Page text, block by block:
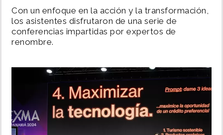
NACIONAL
POLÍTICA
MUNDO
Con un enfoque en la acción y la transformación,
los asistentes disfrutaron de una serie de
conferencias impartidas por expertos de
renombre.